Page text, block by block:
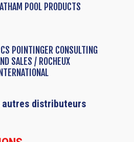
POOL PRODUCTS
POINTINGER CONSULTING
SALES / ROCHEUX
distributeurs